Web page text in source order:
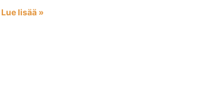
Lue lisää »